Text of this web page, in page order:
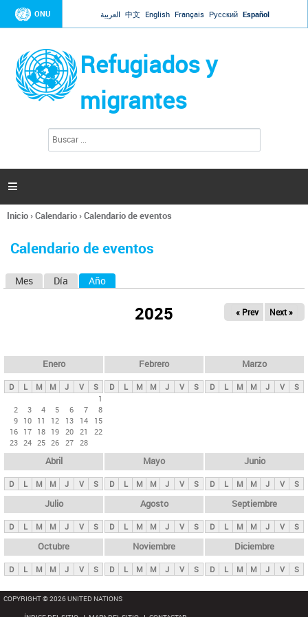
Jump to navigation
ONU العربية 中文 English Français Русский Español
Refugiados y
migrantes
l
d
s

Se
usted
Inicio›Calendario›Calendario de eventos
Calendario de eventos
s
p
n
i
p
a
l
s
Mes Día Año
2025 « Prev Next »
Enero
D L M M J V
S
1
2
3 4 5 6 7
8
9 10 11 12 13 14
15
16 17 18 19 20 21
22
23 24 25 26 27 28
Febrero
D L M M J V S
Marzo
D L M M J V S
Abril
D L M M J V S
Mayo
D L M M J V S
Junio
D L M M J V S
Julio
D L M M J V S
Agosto
D L M M J V S
Septiembre
D L M M J V S
Octubre
D L M M J V S
Noviembre
D L M M J V S
Diciembre
D L M M J V S
COPYRIGHT © 2026 UNITED NATIONS